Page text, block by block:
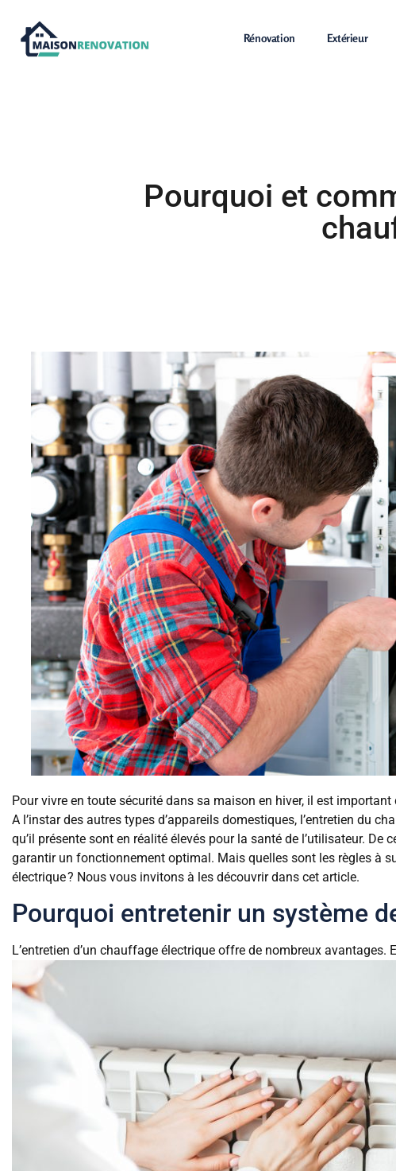
Rénovation Extérieur
Pourquoi et
Pour vivre en toute sécurité dans sa maison en hiver, il est
A l’instar des autres types d’appareils domestiques, l’entretien du
qu’il présente sont en réalité élevés pour la santé de l’utilisateur.
garantir un fonctionnement optimal. Mais quelles sont les règles à
électrique ? Nous vous invitons à les découvrir dans cet article.
Pourquoi entretenir un système
L’entretien d’un chauffage électrique offre de nombreux avantages.